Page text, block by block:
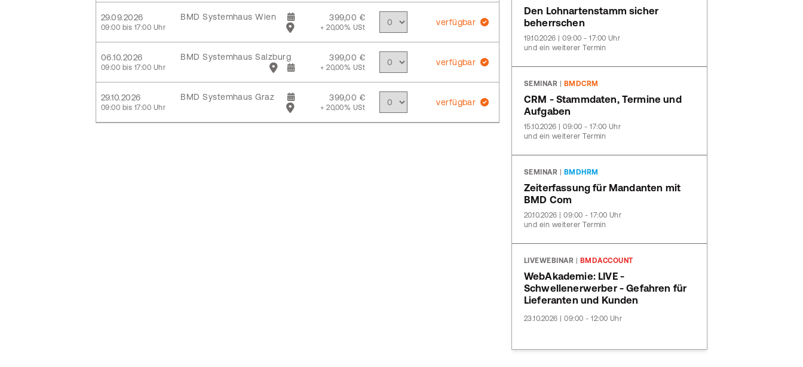
29.09.2026
09:00 bis 17:00 Uhr
BMD Systemhaus Wien 399,00 €
+ 20,00% USt
verfügbar
06.10.2026
09:00 bis 17:00 Uhr
BMD Systemhaus Salzburg 399,00 €
+ 20,00% USt
verfügbar
29.10.2026
09:00 bis 17:00 Uhr
BMD Systemhaus Graz 399,00 €
+ 20,00% USt
verfügbar
Den Lohnartenstamm sicher
beherrschen
19.10.2026 | 09:00 - 17:00 Uhr
und ein weiterer Termin
SEMINAR BMDCRM
CRM - Stammdaten, Termine und
Aufgaben
15.10.2026 | 09:00 - 17:00 Uhr
und ein weiterer Termin
SEMINAR BMDHRM
Zeiterfassung für Mandanten mit
BMD Com
20.10.2026 | 09:00 - 17:00 Uhr
und ein weiterer Termin
LIVEWEBINAR BMDACCOUNT
WebAkademie: LIVE -
Schwellenerwerber - Gefahren für
Lieferanten und Kunden
23.10.2026 | 09:00 - 12:00 Uhr